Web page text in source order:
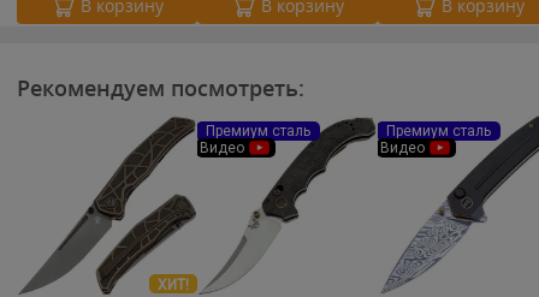
В корзину В корзину В корзину
Рекомендуем посмотреть:
ХИТ!
Премиум сталь
Видео
Премиум сталь
Видео